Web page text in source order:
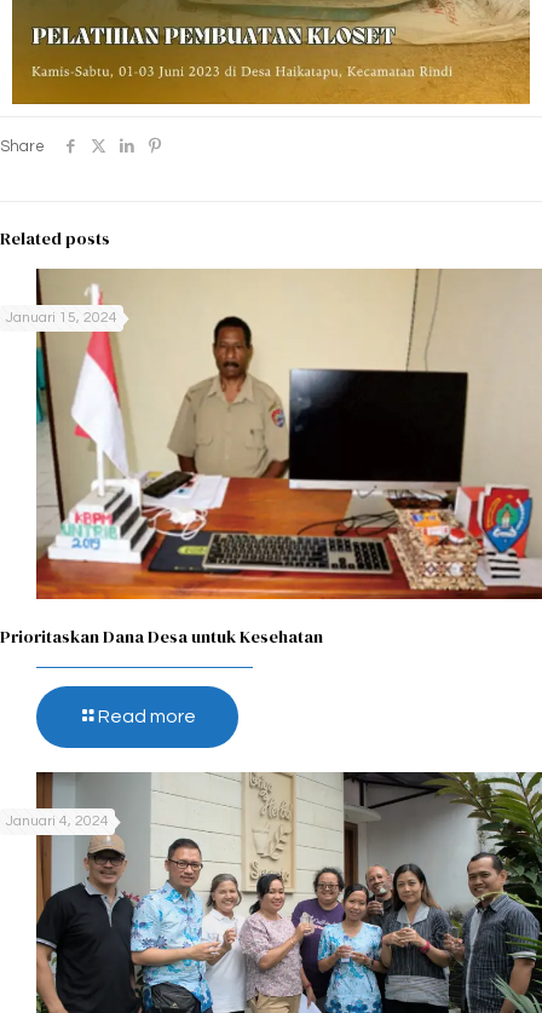
Share
Related posts
Januari 15, 2024
Prioritaskan Dana Desa untuk Kesehatan
Read more
Januari 4, 2024